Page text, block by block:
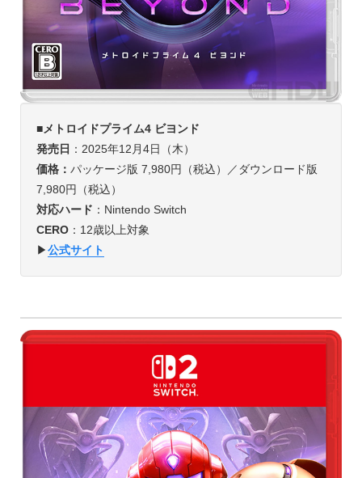
■メトロイドプライム4 ビヨンド
発売日 ：2025年12月4日（木）
価格： パッケージ版 7,980円（税込）／ダウンロード版
7,980円（税込）
対応ハード ：Nintendo Switch
CERO：12歳以上対象
▶︎公式サイト